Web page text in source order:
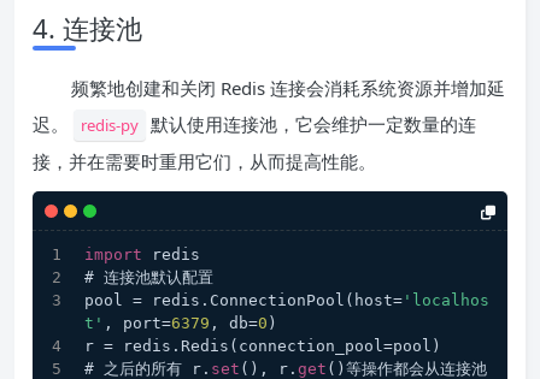
4. 连接池
频繁地创建和关闭 Redis 连接会消耗系统资源并增加延
迟。
redis-py 默认使用连接池，它会维护一定数量的连
接，并在需要时重用它们，从而提高性能。
import redis
# 连接池默认配置
pool = redis.ConnectionPool(host= 'localhos
t' , port=6379 , db=0 )
r = redis.Redis(connection_pool=pool)
# 之后的所有 r. set (), r. get ()等操作都会从连接池